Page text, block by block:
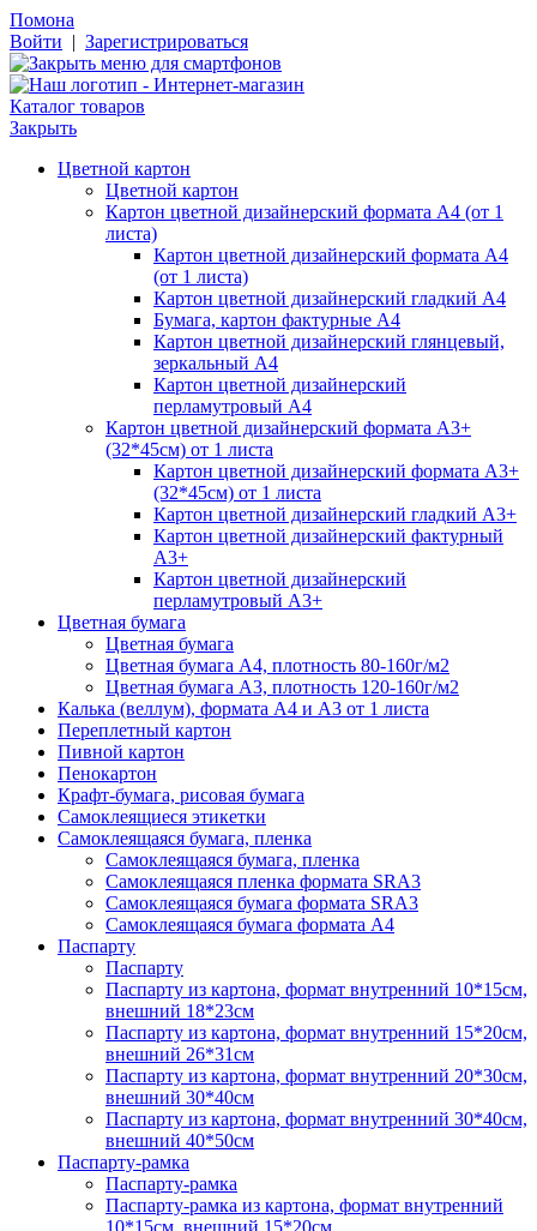
Помона
Войти | Зарегистрироваться
Каталог товаров
Закрыть
Цветной картон
Цветной картон
Картон цветной дизайнерский формата А4 (от 1
листа)
Картон цветной дизайнерский формата А4
(от 1 листа)
Картон цветной дизайнерский гладкий А4
Бумага, картон фактурные А4
Картон цветной дизайнерский глянцевый,
зеркальный А4
Картон цветной дизайнерский
перламутровый А4
Картон цветной дизайнерский формата А3+
(32*45см) от 1 листа
Картон цветной дизайнерский формата А3+
(32*45см) от 1 листа
Картон цветной дизайнерский гладкий А3+
Картон цветной дизайнерский фактурный
А3+
Картон цветной дизайнерский
перламутровый А3+
Цветная бумага
Цветная бумага
Цветная бумага А4, плотность 80-160г/м2
Цветная бумага А3, плотность 120-160г/м2
Калька (веллум), формата А4 и А3 от 1 листа
Переплетный картон
Пивной картон
Пенокартон
Крафт-бумага, рисовая бумага
Самоклеящиеся этикетки
Самоклеящаяся бумага, пленка
Самоклеящаяся бумага, пленка
Самоклеящаяся пленка формата SRА3
Самоклеящаяся бумага формата SRА3
Самоклеящаяся бумага формата А4
Паспарту
Паспарту
Паспарту из картона, формат внутренний 10*15см,
внешний 18*23см
Паспарту из картона, формат внутренний 15*20см,
внешний 26*31см
Паспарту из картона, формат внутренний 20*30см,
внешний 30*40см
Паспарту из картона, формат внутренний 30*40см,
внешний 40*50см
Паспарту-рамка
Паспарту-рамка
Паспарту-рамка из картона, формат внутренний
10*15см, внешний 15*20см